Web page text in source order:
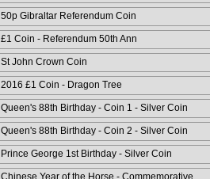
50p Gibraltar Referendum Coin
£1 Coin - Referendum 50th Ann
St John Crown Coin
2016 £1 Coin - Dragon Tree
Queen's 88th Birthday - Coin 1 - Silver Coin
Queen's 88th Birthday - Coin 2 - Silver Coin
Prince George 1st Birthday - Silver Coin
Chinese Year of the Horse - Commemorative